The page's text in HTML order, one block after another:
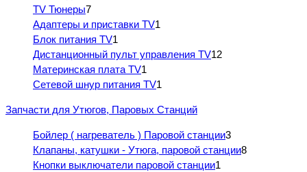
TV Тюнеры7
Адаптеры и приставки TV1
Блок питания TV1
Дистанционный пульт управления TV12
Материнская плата TV1
Сетевой шнур питания TV1
Запчасти для Утюгов, Паровых Станций
Бойлер ( нагреватель ) Паровой станции3
Клапаны, катушки - Утюга, паровой станции8
Кнопки выключатели паровой станции1